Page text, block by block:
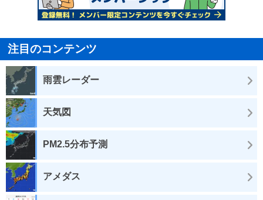
注目のコンテンツ
雨雲レーダー
天気図
PM2.5分布予測
アメダス